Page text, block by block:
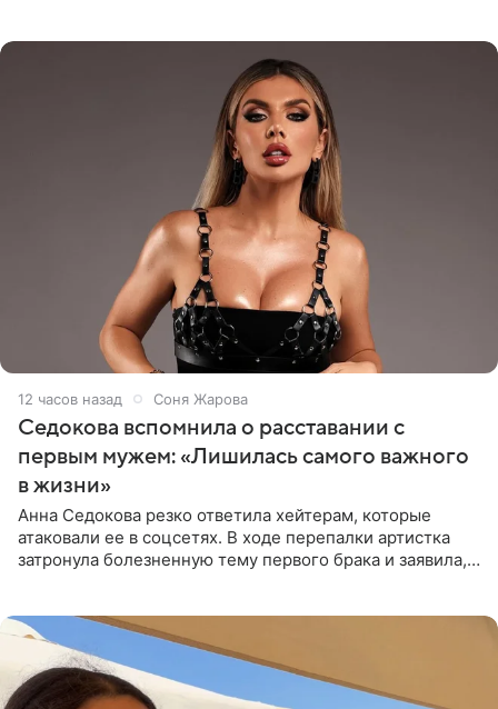
12 часов назад Соня Жарова
Седокова вспомнила о расставании с
первым мужем: «Лишилась самого важного
в жизни»
Анна Седокова резко ответила хейтерам, которые
атаковали ее в соцсетях. В ходе перепалки артистка
затронула болезненную тему первого брака и заявила,